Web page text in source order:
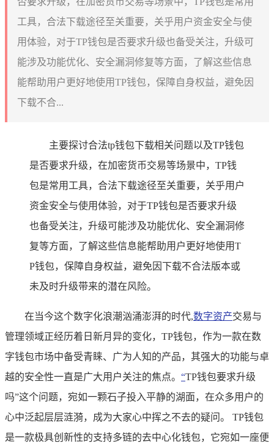
工具，合法下载途径至关重要，关乎用户资金安全与使
用体验，对于TP钱包是否要求升级也备受关注，升级可
能涉及功能优化、安全漏洞修复等方面，了解这些信息
能帮助用户更好地使用TP钱包，保障自身权益，避免因
下载不合...
主要探讨合法tp钱包下载相关问题以及TP钱包
是否要求升级，在加密货币交易等场景中，TP钱
包是常用工具，合法下载途径至关重要，关乎用户
资金安全与使用体验，对于TP钱包是否要求升级
也备受关注，升级可能涉及功能优化、安全漏洞修
复等方面，了解这些信息能帮助用户更好地使用T
P钱包，保障自身权益，避免因下载不合法版本或
未及时升级带来的潜在风险。
在当今这个数字化浪潮汹涌澎湃的时代,数字资产交易与
管理领域正经历着日新月异的变化，TP钱包，作为一款在数
字钱包市场中备受青睐、广为人知的产品，其强大的功能与卓
越的安全性一直是广大用户关注的焦点。 “TP钱包要求升级
吗”这个问题，宛如一颗石子投入平静的湖面，在众多用户的
心中泛起层层涟漪，成为大家心中挥之不去的疑问。 TP钱包
是一款极具创新性的支持多链的去中心化钱包，它宛如一座便